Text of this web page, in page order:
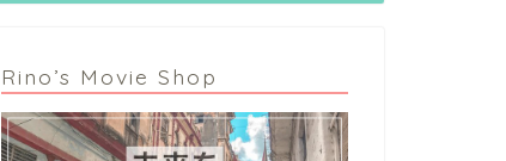
Rino’s Movie Shop